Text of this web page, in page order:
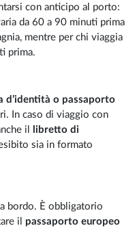
con anticipo al porto:
da 60 a 90 minuti prima
mentre per chi viaggia
prima.
d’identità o passaporto
In caso di viaggio con
il
libretto di
sia in formato
bordo. È obbligatorio
il passaporto europeo